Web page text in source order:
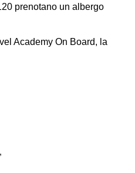
prenotano un albergo
Academy On Board, la